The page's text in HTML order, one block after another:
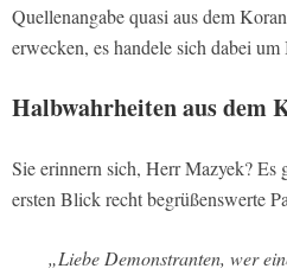
Quellenangabe quasi aus dem
erwecken, es handele sich dabei
Halbwahrheiten aus dem
Sie erinnern sich, Herr Mazyek? Es
ersten Blick recht begrüßenswerte
„Liebe Demonstranten, wer